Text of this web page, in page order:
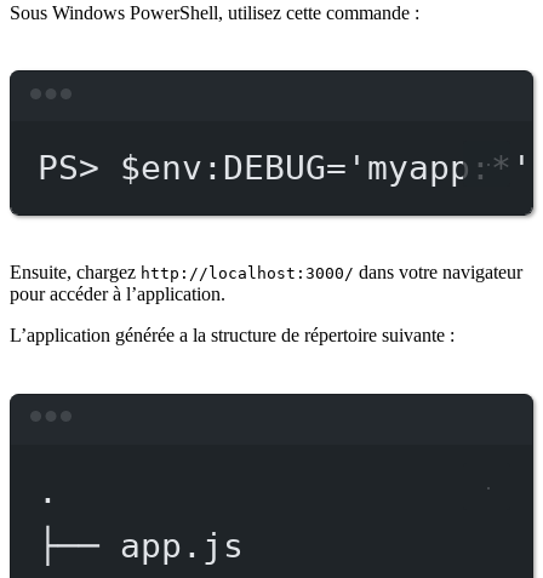
Sous Windows PowerShell, utilisez cette commande :
PS> $env :DEBUG='myapp:*'
Ensuite, chargez http://localhost:3000/ dans votre navigateur
pour accéder à l’application.
L’application générée a la structure de répertoire suivante :
.
├── app.js